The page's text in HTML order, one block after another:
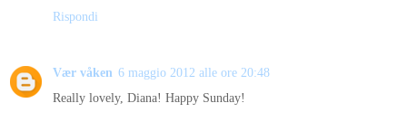
Rispondi
Vær våken 6 maggio 2012 alle ore 20:48
Really lovely, Diana! Happy Sunday!